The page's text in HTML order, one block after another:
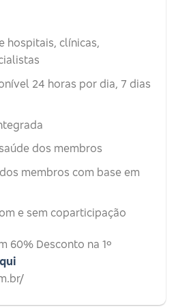
hospitais, clínicas,
24 horas por dia, 7 dias
dos membros
membros com base em
e sem coparticipação
60% Desconto na 1º